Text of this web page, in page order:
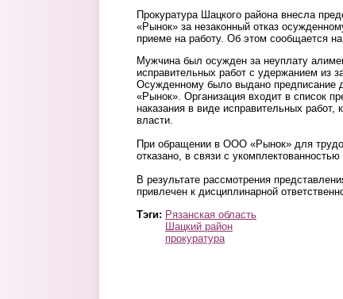
Прокуратура Шацкого района внесла
«Рынок» за незаконный отказ
приеме на работу. Об этом сообщается
Мужчина был осужден за неуплату
исправительных работ с удержанием из
Осужденному было выдано предписание
«Рынок». Организация входит в список
наказания в виде исправительных работ,
власти.
При обращении в ООО «Рынок» для
отказано, в связи с
В результате рассмотрения
привлечен к дисциплинарной
Тэги: Рязанская область
Шацкий район
прокуратура